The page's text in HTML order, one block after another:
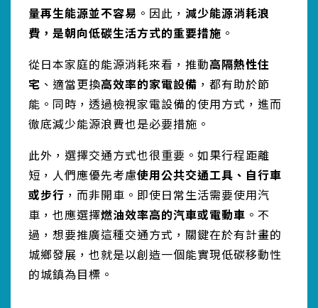
量再生能源並不容易 。因此， 減少能源消耗浪
費，是朝向低碳生活方式的重要措施 。
從日本家庭的能源消耗來看，推動高隔熱性住
宅 、適當更換高效率的家電設備 ，都有助於節
能。同時，透過檢視家電設備的使用方式，進而
徹底減少能源浪費也是必要措施。
此外，選擇交通方式也很重要。如果行程距離
短，人們應優先考慮使用公共交通工具、自行車
或步行 ，而非開車。即使日常生活需要使用汽
車，也應選擇燃油效率高的汽車或電動車 。不
過，想要推廣這種交通方式，關鍵在於有計畫的
城鄉發展，也就是以創造一個能實現低碳移動性
的城鎮為目標。